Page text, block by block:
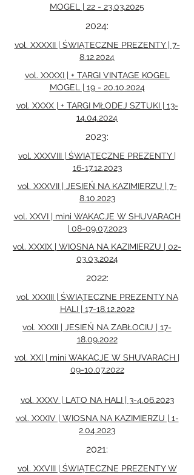
MOGEL | 22 - 23.03.2025
2024:
vol. XXXXII | ŚWIĄTECZNE PREZENTY | 7-
8.12.2024
vol. XXXXI | + TARGI VINTAGE KOGEL
MOGEL | 19 - 20.10.2024
vol. XXXX | + TARGI MŁODEJ SZTUKI | 13-
14.04.2024
2023:
vol. XXXVIII | ŚWIĄTECZNE PREZENTY |
16-17.12.2023
vol. XXXVII | JESIEŃ NA KAZIMIERZU | 7-
8.10.2023
vol. XXVI | mini WAKACJE W SHUVARACH
| 08-09.07.2023
vol. XXXIX | WIOSNA NA KAZIMIERZU | 02-
03.03.2024
2022:
vol. XXXIII | ŚWIĄTECZNE PREZENTY NA
HALI | 17-18.12.2022
vol. XXXII | JESIEŃ NA ZABŁOCIU | 17-
18.09.2022
vol. XXI | mini WAKACJE W SHUVARACH |
09-10.07.2022
vol. XXXV | LATO NA HALI | 3-4.06.2023
vol. XXXIV | WIOSNA NA KAZIMIERZU | 1-
2.04.2023
2021:
vol. XXVIII | ŚWIĄTECZNE PREZENTY W